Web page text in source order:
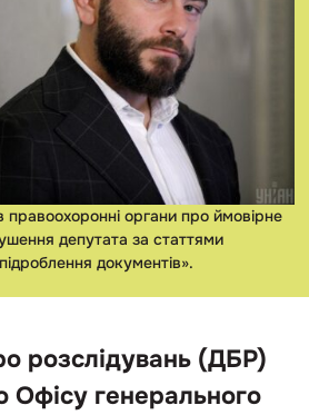
органи про ймовірне
депутата за статтями
документів».
розслідувань (ДБР)
Офісу генерального